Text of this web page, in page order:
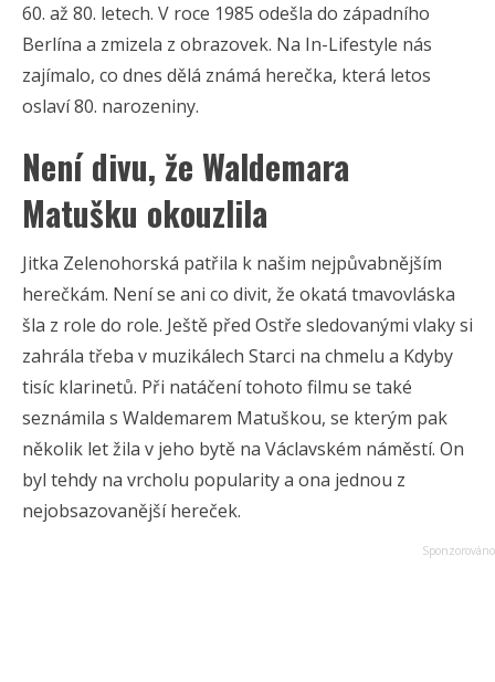
60. až 80. letech. V roce 1985 odešla do západního
Berlína a zmizela z obrazovek. Na In-Lifestyle nás
zajímalo, co dnes dělá známá herečka, která letos
oslaví 80. narozeniny.
Není divu, že Waldemara
Matušku okouzlila
Jitka Zelenohorská patřila k našim nejpůvabnějším
herečkám. Není se ani co divit, že okatá tmavovláska
šla z role do role. Ještě před Ostře sledovanými vlaky si
zahrála třeba v muzikálech Starci na chmelu a Kdyby
tisíc klarinetů. Při natáčení tohoto filmu se také
seznámila s Waldemarem Matuškou, se kterým pak
několik let žila v jeho bytě na Václavském náměstí. On
byl tehdy na vrcholu popularity a ona jednou z
nejobsazovanější hereček.